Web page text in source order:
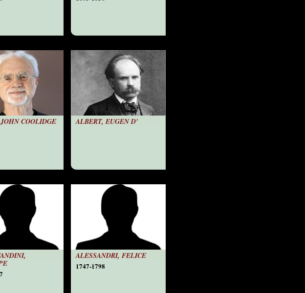
COOLIDGE ALBERT, EUGEN D'
ALESSANDRI, FELICE
1747-1798